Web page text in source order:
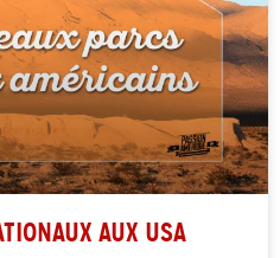
AUX USA